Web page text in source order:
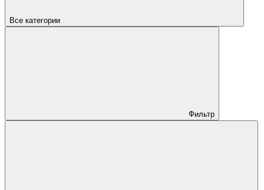
Все категории
Фильтр